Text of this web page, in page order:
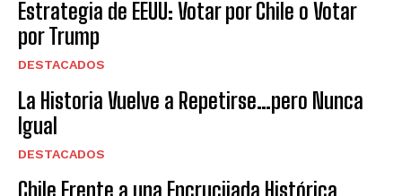
Estrategia de EEUU: Votar por Chile o Votar
por Trump
DESTACADOS
La Historia Vuelve a Repetirse…pero Nunca
Igual
DESTACADOS
Chile Frente a una Encrucijada Histórica